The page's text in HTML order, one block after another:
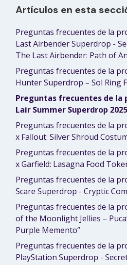
Artículos en esta
Preguntas frecuentes de la
Last Airbender Superdrop -
The Last Airbender: Path of
Preguntas frecuentes de la
Hunter Superdrop – Sol Ring
Preguntas frecuentes de la
Lair Summer Superdrop
Preguntas frecuentes de la
x Fallout: Silver Shroud
Preguntas frecuentes de la
x Garfield: Lasagna Food
Preguntas frecuentes de la
Scare Superdrop - Cryptic
Preguntas frecuentes de la
of the Moonlight Jellies –
Purple Memento”
Preguntas frecuentes de la
PlayStation Superdrop -